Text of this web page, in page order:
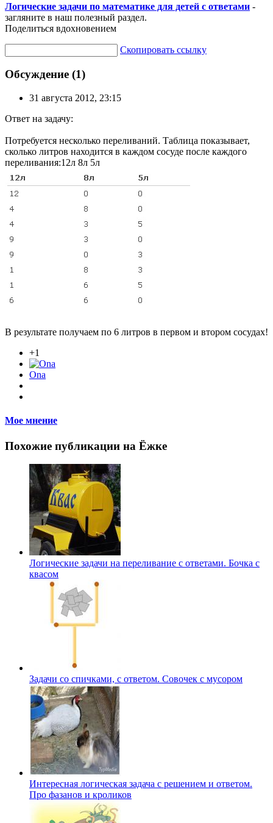
Логические задачи по математике для детей с ответами -
загляните в наш полезный раздел.
Поделиться вдохновением
Скопировать ссылку
Обсуждение (1)
31 августа 2012, 23:15
Ответ на задачу:
Потребуется несколько переливаний. Таблица показывает,
сколько литров находится в каждом сосуде после каждого
переливания:12л 8л 5л
В результате получаем по 6 литров в первом и втором сосудах!
+1
Ona
Мое мнение
Похожие публикации на Ёжке
Логические задачи на переливание с ответами. Бочка с
квасом
Задачи со спичками, с ответом. Совочек с мусором
Интересная логическая задача с решением и ответом.
Про фазанов и кроликов